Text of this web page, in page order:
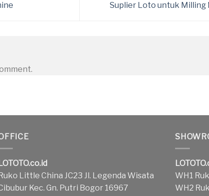
Suplier Loto untuk Milling
LOTOTO.co.id
Ruko Little China JC23 Jl. Legenda Wisata
Kec. Gn. Putri Bogor 16967
WH1
WH2